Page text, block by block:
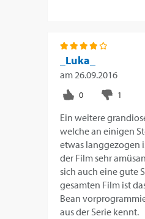
_Luka_
am26.09.2016
Ein weitere
welche an einigen
etwas langgezogen
der Film sehr
sich auch eine gute
gesamten Film ist
Bean
aus der Serie kennt.